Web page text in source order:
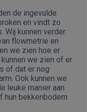
de ingevulde
en vindt zo
Wij kunnen verder
flowmetrie en
we zien hoe er
we zien of er
of dat er nog
Ook kunnen we
leuke manier aan
hun bekkenbodem